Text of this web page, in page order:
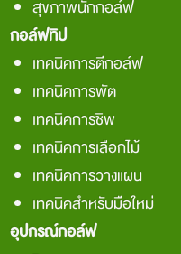
สุขภาพนักกอล์ฟ
กอล์ฟทิป
เทคนิคการตีกอล์ฟ
เทคนิคการพัต
เทคนิคการชิพ
เทคนิคการเลือกไม้
เทคนิคการวางแผน
เทคนิคสำหรับมือใหม่
อุปกรณ์กอล์ฟ